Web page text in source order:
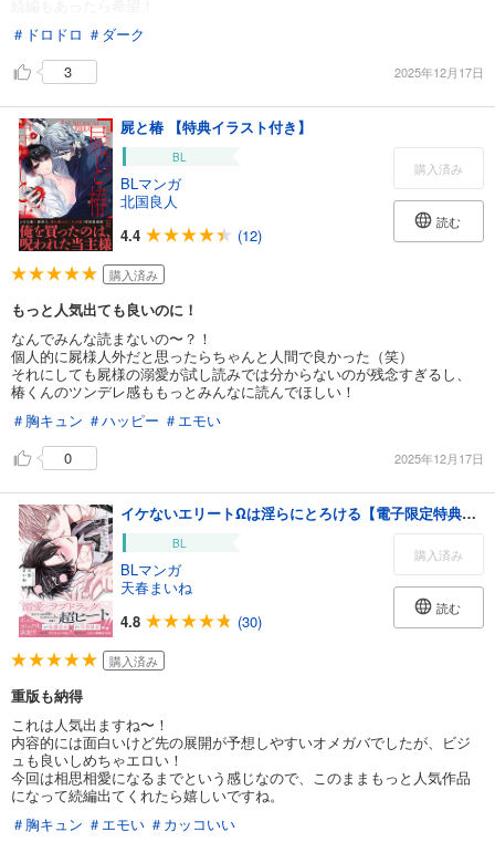
＃ドロドロ ＃ダーク
3
2025年12月17日
屍と椿 【特典イラスト付き】
BL
BLマンガ
北国良人
4.4
(12)
購入済み
読む
購入済み
もっと人気出ても良いのに！
なんでみんな読まないの〜？！
個人的に屍様人外だと思ったらちゃんと人間で良かった（笑）
それにしても屍様の溺愛が試し読みでは分からないのが残念すぎるし、
椿くんのツンデレ感ももっとみんなに読んでほしい！
＃胸キュン ＃ハッピー ＃エモい
0
2025年12月17日
イケないエリートΩは淫らにとろける【電子限定特典つき】
BL
BLマンガ
天春まいね
4.8
(30)
購入済み
読む
購入済み
重版も納得
これは人気出ますね〜！
内容的には面白いけど先の展開が予想しやすいオメガバでしたが、ビジ
ュも良いしめちゃエロい！
今回は相思相愛になるまでという感じなので、このままもっと人気作品
になって続編出てくれたら嬉しいですね。
＃胸キュン ＃エモい ＃カッコいい